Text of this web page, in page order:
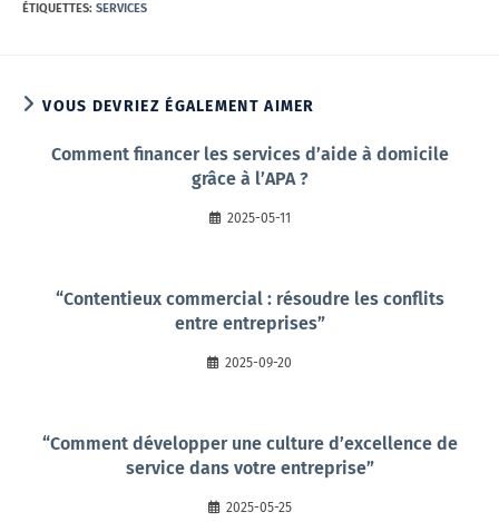
ÉTIQUETTES: SERVICES
VOUS DEVRIEZ ÉGALEMENT AIMER
Comment financer les services d’aide à domicile
grâce à l’APA ?
2025-05-11
“Contentieux commercial : résoudre les conflits
entre entreprises”
2025-09-20
“Comment développer une culture d’excellence de
service dans votre entreprise”
2025-05-25